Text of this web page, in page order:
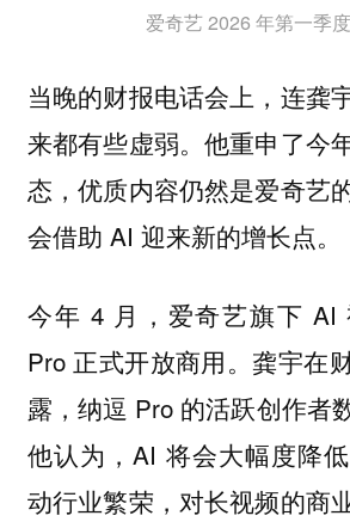
爱奇艺 2026 年第一季
当晚的财报电话会上，连龚
来都有些虚弱。他重申了今
态，优质内容仍然是爱奇艺
会借助 AI 迎来新的增长点。
今年 4 月，爱奇艺旗下 AI
Pro 正式开放商用。龚宇在
露，纳逗 Pro 的活跃创作者
他认为，AI 将会大幅度降
动行业繁荣，对长视频的商